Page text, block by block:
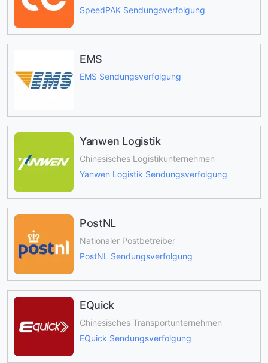
SpeedPAK Sendungsverfolgung
EMS
EMS Sendungsverfolgung
Yanwen Logistik
Chinesisches Logistikunternehmen
Yanwen Logistik Sendungsverfolgung
PostNL
Nationaler Postbetreiber
PostNL Sendungsverfolgung
EQuick
Chinesisches Transportunternehmen
EQuick Sendungsverfolgung